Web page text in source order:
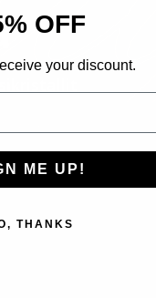
OFF
your discount.
ME UP!
THANKS